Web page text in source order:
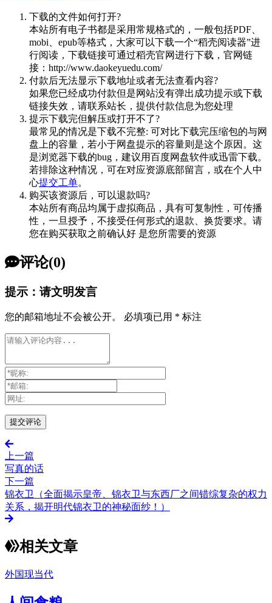
下载的文件如何打开?
本站所有电子书都是采用常规格式的，一般包括PDF、
mobi、epub等格式，大家可以下载一个“稻壳阅读器”进
行阅读，下载链接可通过稻壳官网进行下载，官网链
接：http://www.daokeyuedu.com/
付款后无法显示下载地址或者无法查看内容?
如果您已经成功付款但是网站没有弹出成功提示或下载
链接失效，请联系站长，提供付款信息为您处理
提示下载完但解压或打开不了?
最常见的情况是下载不完整: 可对比下载完压缩包的与网
盘上的容量，若小于网盘提示的容量则是这个原因。这
是浏览器下载的bug，建议用百度网盘软件或迅雷下载。
若排除这种情况，可在对应资源底部留言，或在个人中
心提交工单。
购买该资源后，可以退款吗?
本站所有商品均属于虚拟商品，具有可复制性，可传播
性，一旦授予，不接受任何形式的退款、换货要求。请
您在购买获取之前确认好 是您所需要的资源
评论(0)
提示：请文明发言
您的邮箱地址不会被公开。 必填项已用 * 标注
上一篇
写真的话
下一篇
锦衣卫（全面揭示皇帝、锦衣卫与东西厂之间错综复杂的权力
关系，揭开明代锦衣卫的神秘面纱！）
相关文章
外国现当代